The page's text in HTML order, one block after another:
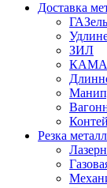
Доставка
ГАЗель
ЗИЛ
Резка